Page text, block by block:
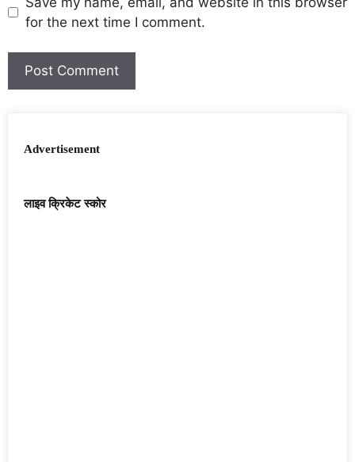
for the next time I comment.
Advertisement
लाइव क्रिकेट स्कोर